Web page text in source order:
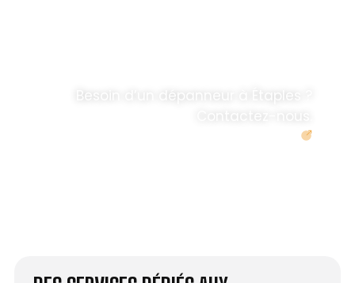
Besoin d’un dépanneur à Étaples ?